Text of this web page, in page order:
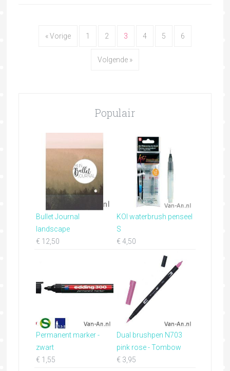
« Vorige 1 2 3 4 5 6
Volgende »
Populair
Bullet Journal
landscape
€12,50
KOI waterbrush penseel
S
€4,50
Permanent marker -
zwart
€1,55
Dual brushpen N703
pink rose - Tombow
€ 3,95